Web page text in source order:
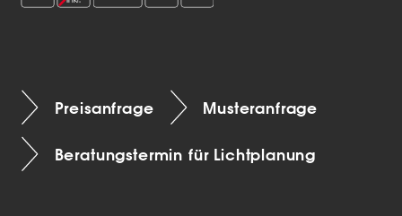
Preisanfrage Musteranfrage
Beratungstermin für Lichtplanung